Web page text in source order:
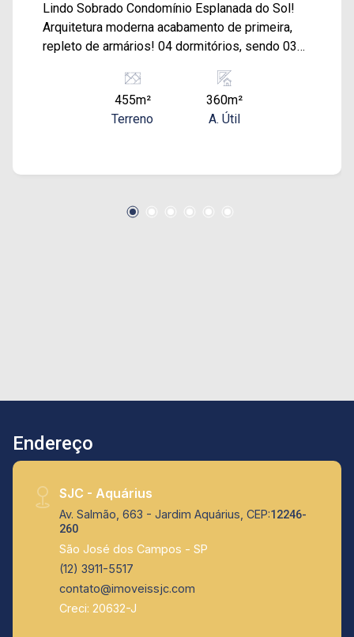
Lindo Sobrado Condomínio Esplanada do Sol!
Arquitetura moderna acabamento de primeira,
repleto de armários! 04 dormitórios, sendo 03
escritório, sala de jantar, sala de estar, sala de
home Theater, amplo espaço de lazer, jardim,
piscina, área coberta com churrasqueira, 04
lazer. Aceitamos apartamento como parte de
uma visita e preparar sua proposta...
455m²
Terreno
360m²
A. Útil
Endereço
SJC - Aquárius
Av. Salmão, 663 - Jardim Aquárius, CEP:12246-
260
São José dos Campos - SP
(12) 3911-5517
contato@imoveissjc.com
Creci: 20632-J